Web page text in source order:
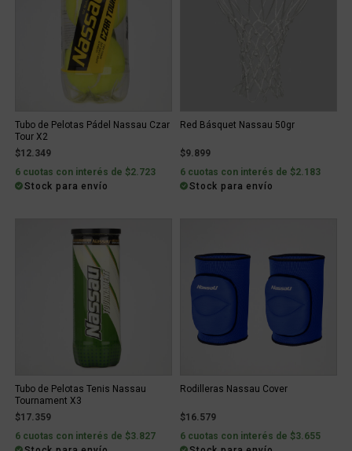
Tubo de Pelotas Pádel Nassau Czar
Tour X2
$12.349
6 cuotas con interés de $2.723
Stock para envío
Red Básquet Nassau 50gr
$9.899
6 cuotas con interés de $2.183
Stock para envío
Tubo de Pelotas Tenis Nassau
Tournament X3
$17.359
6 cuotas con interés de $3.827
Rodilleras Nassau Cover
$16.579
6 cuotas con interés de $3.655